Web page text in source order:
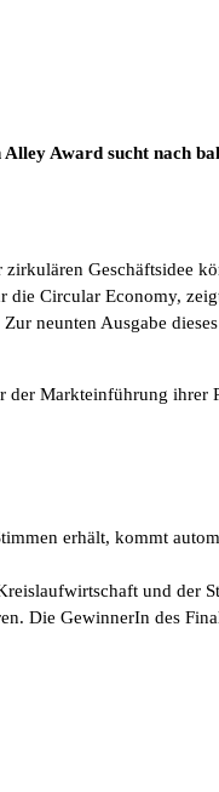
Award sucht nach
Geschäftsidee
die Circular Economy,
neunten Ausgabe
Markteinführung ihrer
erhält, kommt
und der
Die GewinnerIn des